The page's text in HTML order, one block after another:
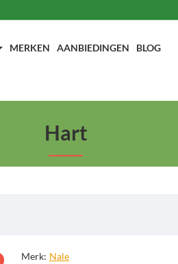
MERKEN AANBIEDINGEN BLOG
Hart
Merk: Nale